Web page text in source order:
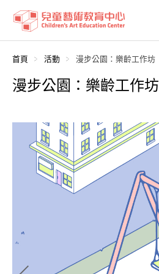
首頁 活動 漫步公園：樂齡工作坊
漫步公園：樂齡工作坊